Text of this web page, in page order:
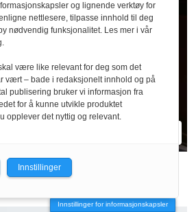
for party
Innstillinger for informasjonskapsler
og lignende verktøy for
nettlesere, tilpasse innhold til deg
nødvendig funksjonalitet. Les mer i vår
være like relevant for deg som det
vært – bade i redaksjonelt innhold og på
publisering bruker vi informasjon fra
for å kunne utvikle produktet
opplever det nyttig og relevant.
Innstillinger